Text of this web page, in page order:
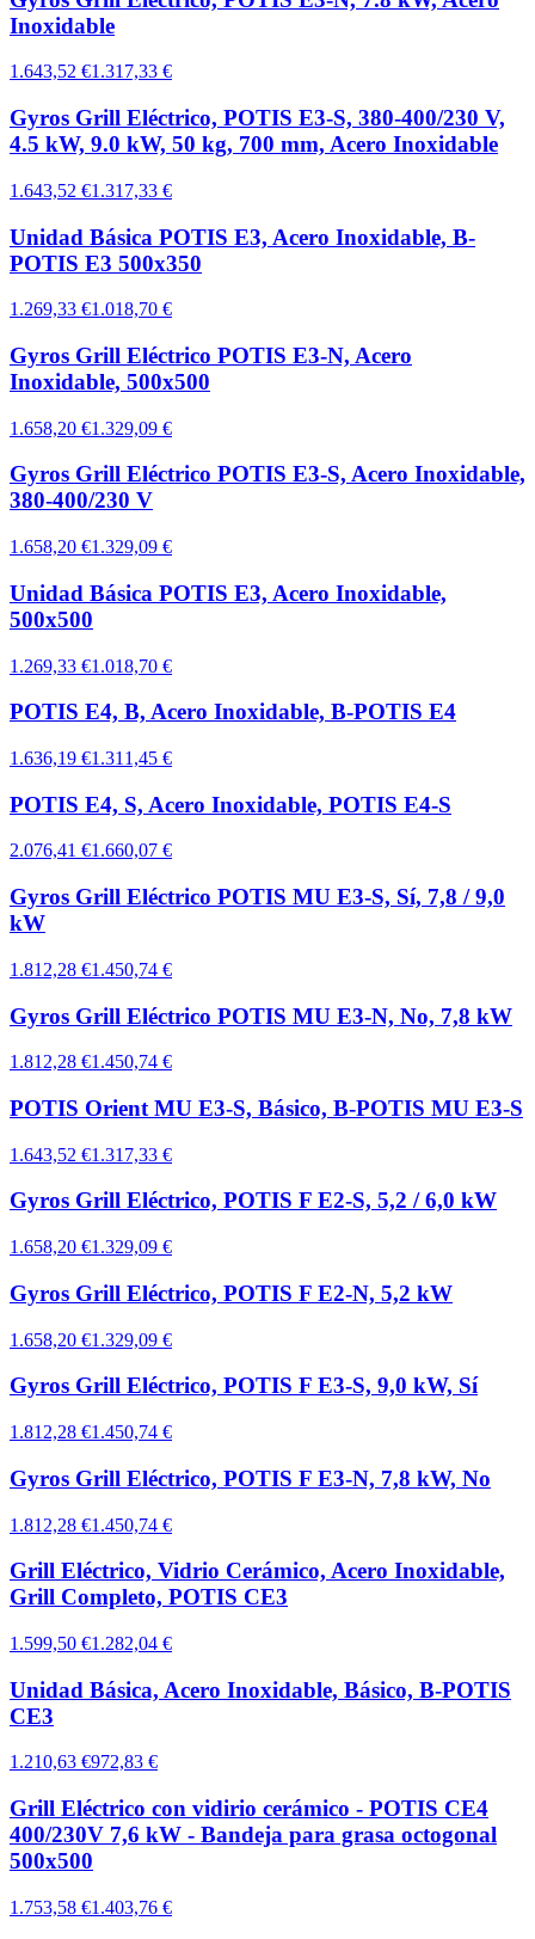
Inoxidable
1.643,52 €1.317,33 €
Gyros Grill Eléctrico, POTIS E3-S, 380-400/230 V,
4.5 kW, 9.0 kW, 50 kg, 700 mm, Acero Inoxidable
1.643,52 €1.317,33 €
Unidad Básica POTIS E3, Acero Inoxidable, B-
POTIS E3 500x350
1.269,33 €1.018,70 €
Gyros Grill Eléctrico POTIS E3-N, Acero
Inoxidable, 500x500
1.658,20 €1.329,09 €
Gyros Grill Eléctrico POTIS E3-S, Acero Inoxidable,
380-400/230 V
1.658,20 €1.329,09 €
Unidad Básica POTIS E3, Acero Inoxidable,
500x500
1.269,33 €1.018,70 €
POTIS E4, B, Acero Inoxidable, B-POTIS E4
1.636,19 €1.311,45 €
POTIS E4, S, Acero Inoxidable, POTIS E4-S
2.076,41 €1.660,07 €
Gyros Grill Eléctrico POTIS MU E3-S, Sí, 7,8 / 9,0
kW
1.812,28 €1.450,74 €
Gyros Grill Eléctrico POTIS MU E3-N, No, 7,8 kW
1.812,28 €1.450,74 €
POTIS Orient MU E3-S, Básico, B-POTIS MU E3-S
1.643,52 €1.317,33 €
Gyros Grill Eléctrico, POTIS F E2-S, 5,2 / 6,0 kW
1.658,20 €1.329,09 €
Gyros Grill Eléctrico, POTIS F E2-N, 5,2 kW
1.658,20 €1.329,09 €
Gyros Grill Eléctrico, POTIS F E3-S, 9,0 kW, Sí
1.812,28 €1.450,74 €
Gyros Grill Eléctrico, POTIS F E3-N, 7,8 kW, No
1.812,28 €1.450,74 €
Grill Eléctrico, Vidrio Cerámico, Acero Inoxidable,
Grill Completo, POTIS CE3
1.599,50 €1.282,04 €
Unidad Básica, Acero Inoxidable, Básico, B-POTIS
CE3
1.210,63 €972,83 €
Grill Eléctrico con vidirio cerámico - POTIS CE4
400/230V 7,6 kW - Bandeja para grasa octogonal
500x500
1.753,58 €1.403,76 €